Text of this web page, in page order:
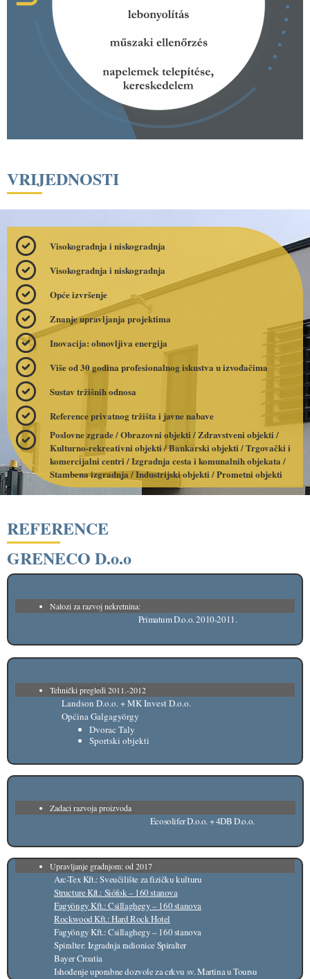
VRIJEDNOSTI
Visokogradnja i niskogradnja
Visokogradnja i niskogradnja
Opće izvršenje
Znanje upravljanja projektima
Inovacija: obnovljiva energija
Više od 30 godina profesionalnog iskustva u izvođačima
Sustav tržišnih odnosa
Reference privatnog tržišta i javne nabave
Poslovne zgrade / Obrazovni objekti / Zdravstveni objekti /
Kulturno-rekreativni objekti / Bankarski objekti / Trgovački i
komercijalni centri / Izgradnja cesta i komunalnih objekata /
Stambena izgradnja / Industrijski objekti / Prometni objekti
REFERENCE
GRENECO D.o.o
Nalozi za razvoj nekretnina:
Primatum D.o.o. 2010-2011.
Tehnički pregledi 2011.-2012
Landson D.o.o. + MK Invest D.o.o.
Općina Galgagyörgy
Dvorac Taly
Sportski objekti
Zadaci razvoja proizvoda
Ecosolifer D.o.o. + 4DB D.o.o.
Upravljanje gradnjom: od 2017
Arc-Tex Kft.: Sveučilište za fizičku kulturu
Structure Kft.: Siófok – 160 stanova
Fagyöngy Kft.: Csillaghegy – 160 stanova
Rockwood Kft.: Hard Rock Hotel
Fagyöngy Kft.: Csillaghegy – 160 stanova
Spiralter: Izgradnja radionice Spiralter
Bayer Croatia
Ishođenje uporabne dozvole za crkvu sv. Martina u Toursu